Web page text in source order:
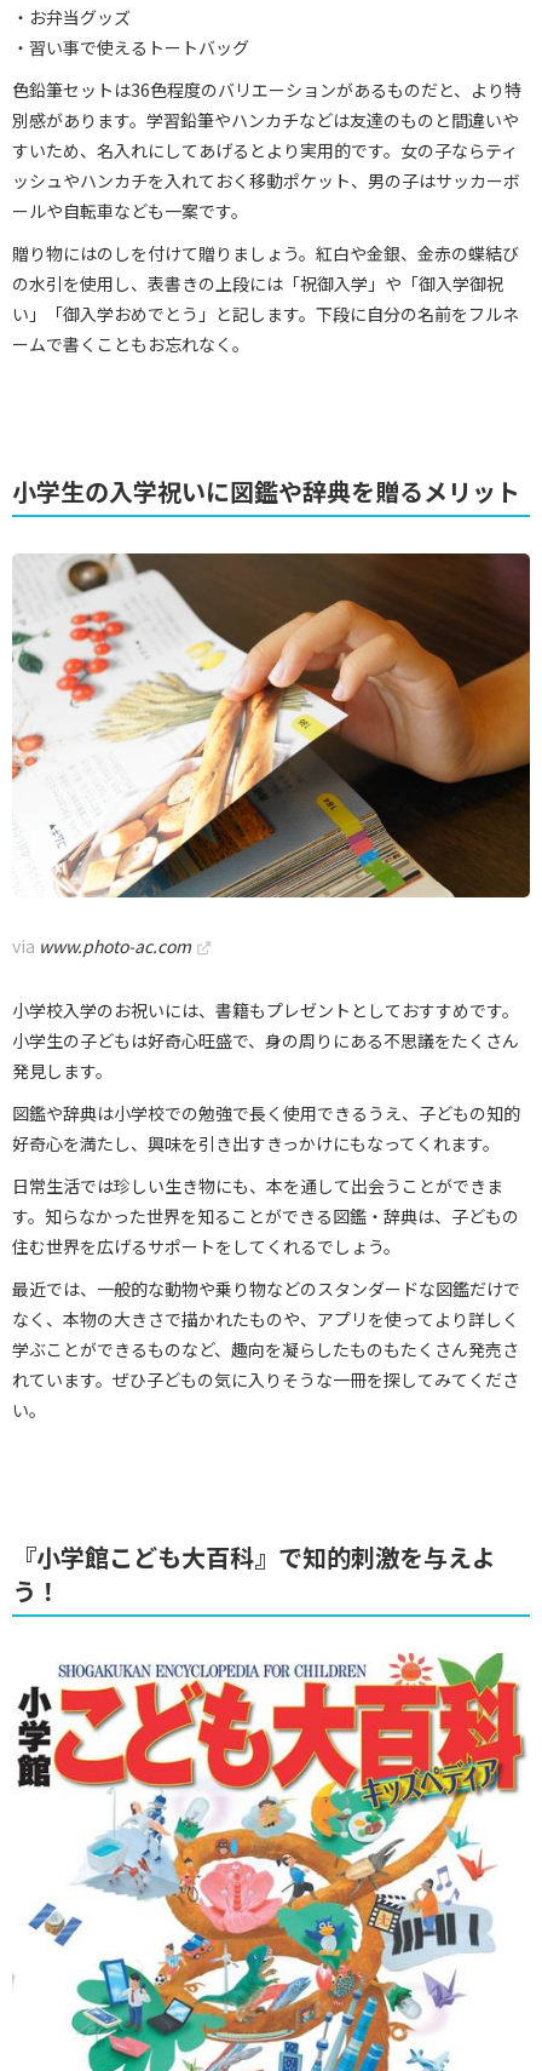
・お弁当グッズ
・習い事で使えるトートバッグ
色鉛筆セットは36色程度のバリエーションがあるものだと、より特
別感があります。学習鉛筆やハンカチなどは友達のものと間違いや
すいため、名入れにしてあげるとより実用的です。女の子ならティ
ッシュやハンカチを入れておく移動ポケット、男の子はサッカーボ
ールや自転車なども一案です。
贈り物にはのしを付けて贈りましょう。紅白や金銀、金赤の蝶結び
の水引を使用し、表書きの上段には「祝御入学」や「御入学御祝
い」「御入学おめでとう」と記します。下段に自分の名前をフルネ
ームで書くこともお忘れなく。
小学生の入学祝いに図鑑や辞典を贈るメリット
via www.photo-ac.com
小学校入学のお祝いには、書籍もプレゼントとしておすすめです。
小学生の子どもは好奇心旺盛で、身の周りにある不思議をたくさん
発見します。
図鑑や辞典は小学校での勉強で長く使用できるうえ、子どもの知的
好奇心を満たし、興味を引き出すきっかけにもなってくれます。
日常生活では珍しい生き物にも、本を通して出会うことができま
す。知らなかった世界を知ることができる図鑑・辞典は、子どもの
住む世界を広げるサポートをしてくれるでしょう。
最近では、一般的な動物や乗り物などのスタンダードな図鑑だけで
なく、本物の大きさで描かれたものや、アプリを使ってより詳しく
学ぶことができるものなど、趣向を凝らしたものもたくさん発売さ
れています。ぜひ子どもの気に入りそうな一冊を探してみてくださ
い。
『小学館こども大百科』で知的刺激を与えよ
う！